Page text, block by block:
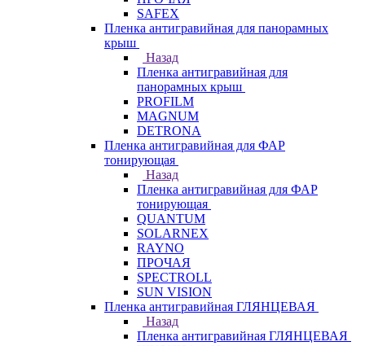
SAFEX
Пленка антигравийная для панорамных
крыш
Назад
Пленка антигравийная для
панорамных крыш
PROFILM
MAGNUM
DETRONA
Пленка антигравийная для ФАР
тонирующая
Назад
Пленка антигравийная для ФАР
тонирующая
QUANTUM
SOLARNEX
RAYNO
ПРОЧАЯ
SPECTROLL
SUN VISION
Пленка антигравийная ГЛЯНЦЕВАЯ
Назад
Пленка антигравийная ГЛЯНЦЕВАЯ